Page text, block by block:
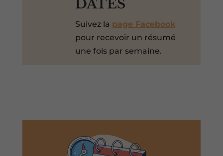
DATES
Suivez la page Facebook
pour recevoir un résumé
une fois par semaine.